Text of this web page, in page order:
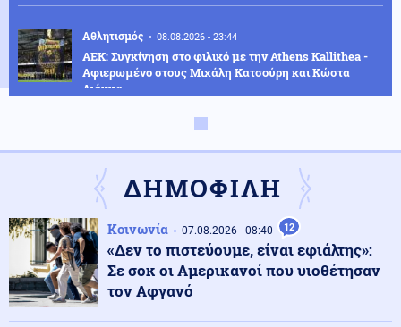
Αθλητισμός 08.08.2026 - 23:44
ΑΕΚ: Συγκίνηση στο φιλικό με την Athens Kallithea -
Αφιερωμένο στους Μιχάλη Κατσούρη και Κώστα
Λιάκκα
Κωνσταντοπούλου: Το έγκλημα των υποκλοπών
αποτελεί έγκλημα κατά της Δημοκρατίας - Η ανάρτησή
της
Κόσμος 08.08.2026 - 23:25
Τους "την έσκασε" άθελά του ο Ρονάλντο: Πλήθος
κόσμου στη Μαδέρα για το γάμο, αλλά τελικά
παντρευόταν άλλο ζευγάρι
ΔΗΜΟΦΙΛΗ
Κοινωνία 07.08.2026 - 08:40 12
«Δεν το πιστεύουμε, είναι εφιάλτης»:
Σε σοκ οι Αμερικανοί που υιοθέτησαν
τον Αφγανό